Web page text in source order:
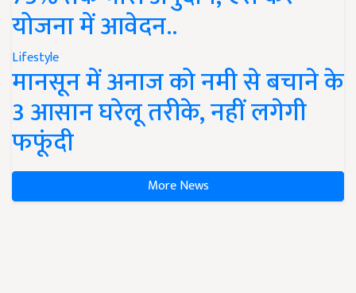
योजना में आवेदन..
Lifestyle
मानसून में अनाज को नमी से बचाने के
3 आसान घरेलू तरीके, नहीं लगेगी
फफूंदी
More News